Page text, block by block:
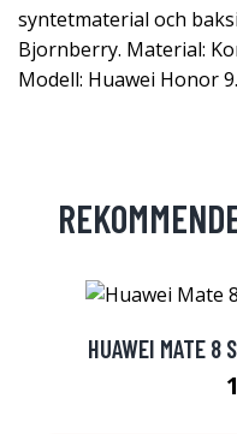
syntetmaterial och
Bjornberry. Material:
Modell: Huawei Honor 9.
HUAWEI MATE 8